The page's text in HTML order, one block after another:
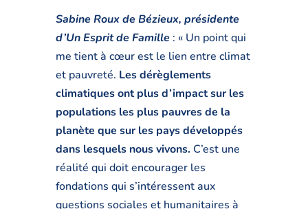
Sabine Roux de Bézieux, présidente
d’Un Esprit de Famille : « Un point qui
me tient à cœur est le lien entre climat
et pauvreté. Les dérèglements
climatiques ont plus d’impact sur les
populations les plus pauvres de la
planète que sur les pays développés
dans lesquels nous vivons.C’est une
réalité qui doit encourager les
fondations qui s’intéressent aux
questions sociales et humanitaires à